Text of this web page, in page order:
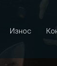
Износ